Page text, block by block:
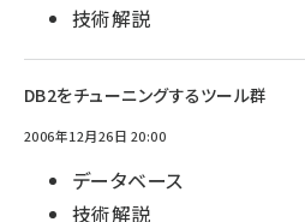
技術解説
DB2をチューニングするツール群
2006年12月26日 20:00
データベース
技術解説